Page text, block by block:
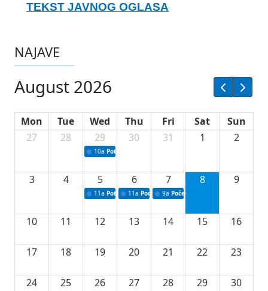
TEKST JAVNOG OGLASA
NAJAVE
August 2026
Mon Tue Wed Thu Fri Sat
Sun
27
28 29
10a Potpisivanje ugovora sa neprofitnim
30 31 1 2
3 4 5
11a Potpisivanje ugovora o stipendijama za
6
11a Podrška razvoju vodne infrastrukture u
7
9a Početak izgradnje nove
8 9
10 11 12 13 14 15 16
17 18 19 20 21 22 23
24 25 26 27 28 29 30